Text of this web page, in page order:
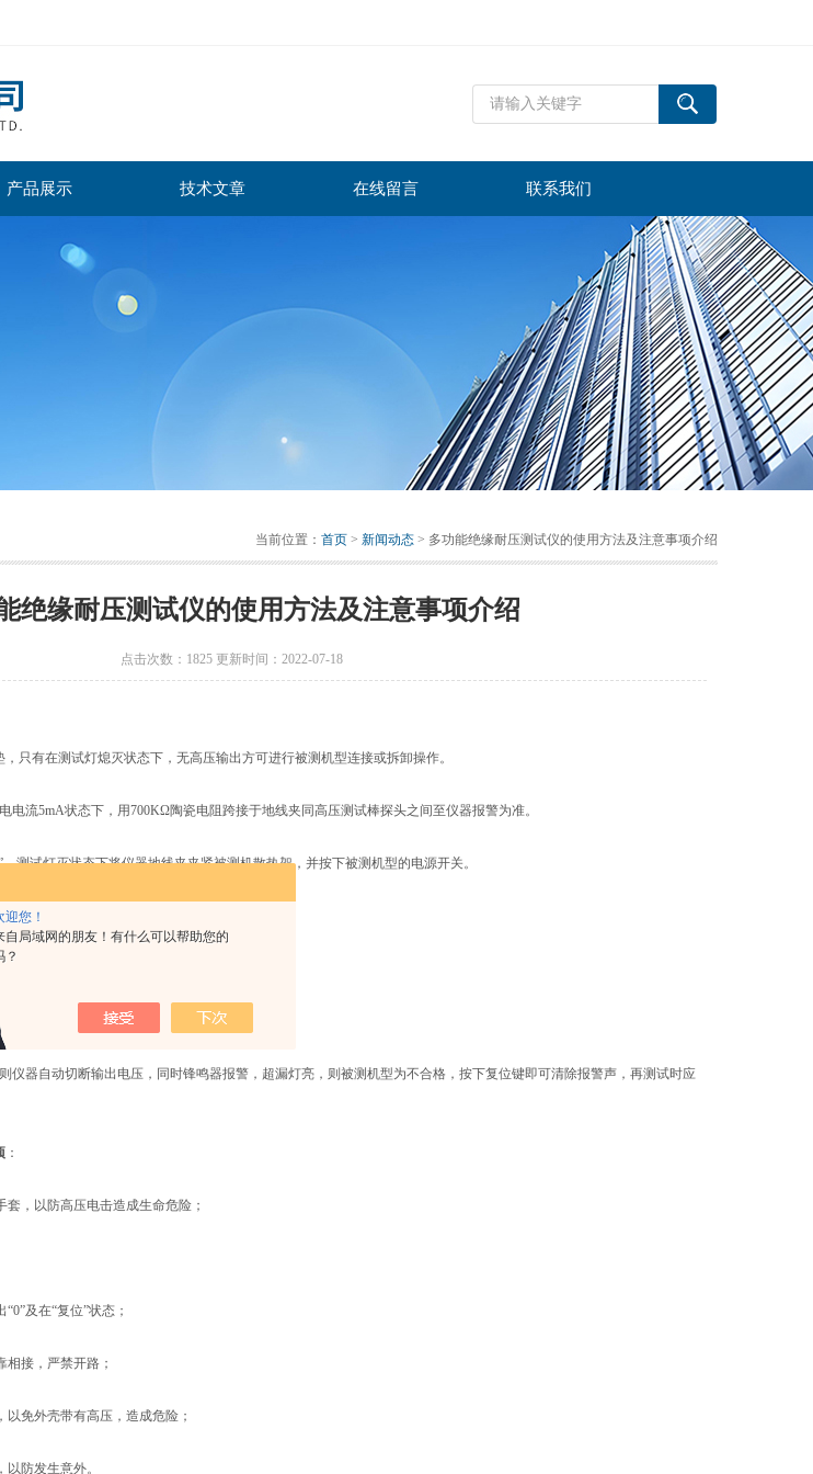
迎您！
自局域网的朋友！有什么可以帮助您的
？
产品展示 技术文章 在线留言 联系我们
当前位置： 首页 > 新闻动态 > 多功能绝缘耐压测试仪的使用方法及注意事项介绍
绝缘耐压测试仪的使用方法及注意事项介绍
点击次数：1825 更新时间：2022-07-18
有在测试灯熄灭状态下，无高压输出方可进行被测机型连接或拆卸操作。
流5mA状态下，用700KΩ陶瓷电阻跨接于地线夹同高压测试棒探头之间至仪器报警为准。
试灯灭状态下将仪器地线夹夹紧被测机散热架，并按下被测机型的电源开关。
输入金属插片。
内，超漏灯不亮，测被测机型为合格。
器自动切断输出电压，同时锋鸣器报警，超漏灯亮，则被测机型为不合格，按下复位键即可清除报警声，再测试时应
：
，以防高压电击造成生命危险；
及在“复位”状态；
接，严禁开路；
免外壳带有高压，造成危险；
防发生意外。